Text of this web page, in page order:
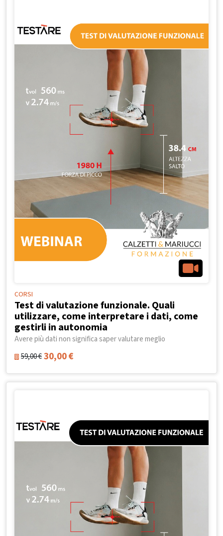
CORSI
Test di valutazione funzionale. Quali
utilizzare, come interpretare i dati, come
gestirli in autonomia
Avere più dati non significa saper valutare meglio
59,00€30,00€